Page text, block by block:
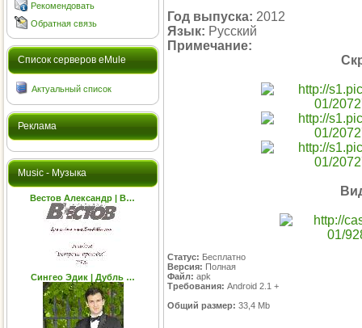
Рекомендовать
Обратная связь
Cписок серверов eMule
Актуальный список
Реклама
Music - Музыка
Вестов Александр | В…
Сингео Эдик | Дубль …
Год выпуска: 2012
Язык: Русский
Примечание:
Статус: Бесплатно
Версия: Полная
Файл: apk
Требования: Android 2.1 +
Общий размер: 33,4 Mb